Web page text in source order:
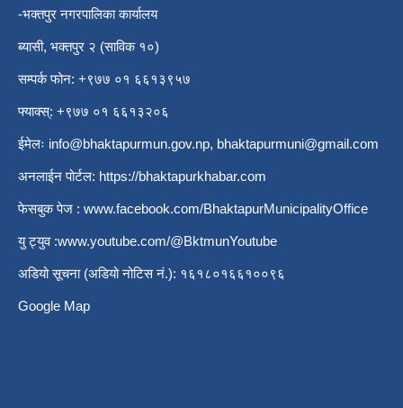
-भक्तपुर नगरपालिका कार्यालय
ब्यासी, भक्तपुर २ (साविक १०)
सम्पर्क फोन: +९७७ ०१ ६६१३९५७
फ्याक्स्: +९७७ ०१ ६६१३२०६
ईमेलः info@bhaktapurmun.gov.np, bhaktapurmuni@gmail.com
अनलाईन पोर्टल: https://bhaktapurkhabar.com
फेसबुक पेज : www.facebook.com/BhaktapurMunicipalityOffice
यु ट्युव :www.youtube.com/@BktmunYoutube
अडियो सूचना (अडियो नोटिस नं.): १६१८०१६६१००९६
Google Map